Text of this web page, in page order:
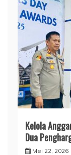
​Kelola
Dua
Mei 22, 2026